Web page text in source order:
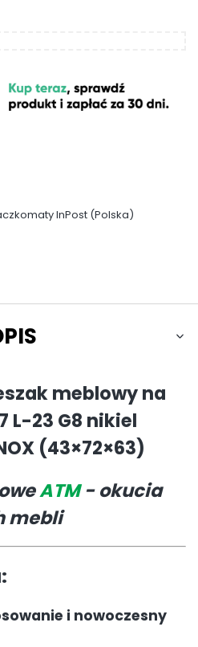
InPost (Polska)
meblowy na
L-23 G8 nikiel
(43×72×63)
ATM- okucia
mebli
i nowoczesny